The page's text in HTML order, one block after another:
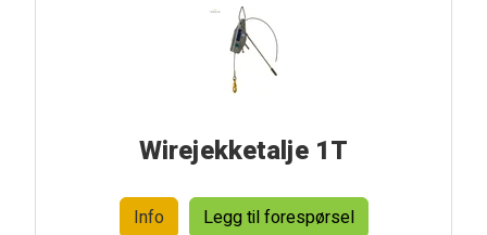
Wirejekketalje 1T
Info Legg til forespørsel